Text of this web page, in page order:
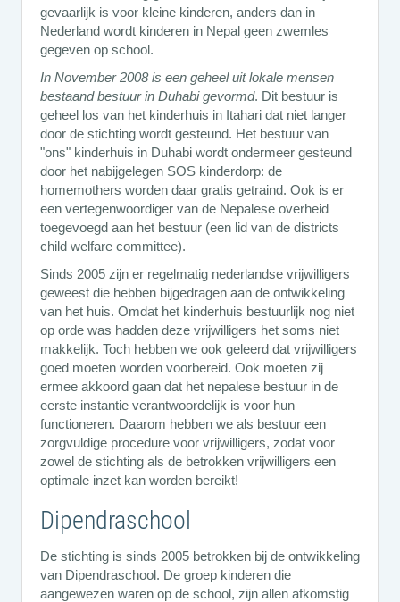
gevaarlijk is voor kleine kinderen, anders dan in
Nederland wordt kinderen in Nepal geen zwemles
gegeven op school.
In November 2008 is een geheel uit lokale mensen
bestaand bestuur in Duhabi gevormd. Dit bestuur is
geheel los van het kinderhuis in Itahari dat niet langer
door de stichting wordt gesteund. Het bestuur van
"ons" kinderhuis in Duhabi wordt ondermeer gesteund
door het nabijgelegen SOS kinderdorp: de
homemothers worden daar gratis getraind. Ook is er
een vertegenwoordiger van de Nepalese overheid
toegevoegd aan het bestuur (een lid van de districts
child welfare committee).
Sinds 2005 zijn er regelmatig nederlandse vrijwilligers
geweest die hebben bijgedragen aan de ontwikkeling
van het huis. Omdat het kinderhuis bestuurlijk nog niet
op orde was hadden deze vrijwilligers het soms niet
makkelijk. Toch hebben we ook geleerd dat vrijwilligers
goed moeten worden voorbereid. Ook moeten zij
ermee akkoord gaan dat het nepalese bestuur in de
eerste instantie verantwoordelijk is voor hun
functioneren. Daarom hebben we als bestuur een
zorgvuldige procedure voor vrijwilligers, zodat voor
zowel de stichting als de betrokken vrijwilligers een
optimale inzet kan worden bereikt!
Dipendraschool
De stichting is sinds 2005 betrokken bij de ontwikkeling
van Dipendraschool. De groep kinderen die
aangewezen waren op de school, zijn allen afkomstig